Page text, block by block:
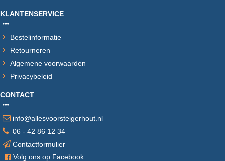
KLANTENSERVICE
Bestelinformatie
Retourneren
Algemene voorwaarden
Privacybeleid
CONTACT
info@allesvoorsteigerhout.nl
06 - 42 86 12 34
Contactformulier
Volg ons op Facebook